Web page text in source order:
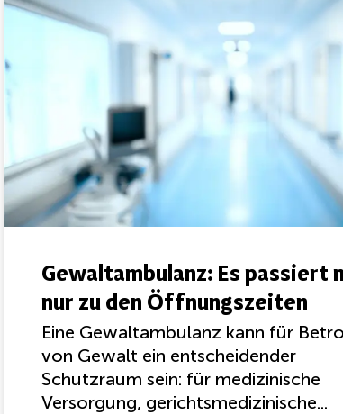
Gewaltambulanz: Es passiert
nur zu den Öffnungszeiten
Eine Gewaltambulanz kann für
von Gewalt ein entscheidender
Schutzraum sein: für medizinische
Versorgung, gerichtsmedizinische...